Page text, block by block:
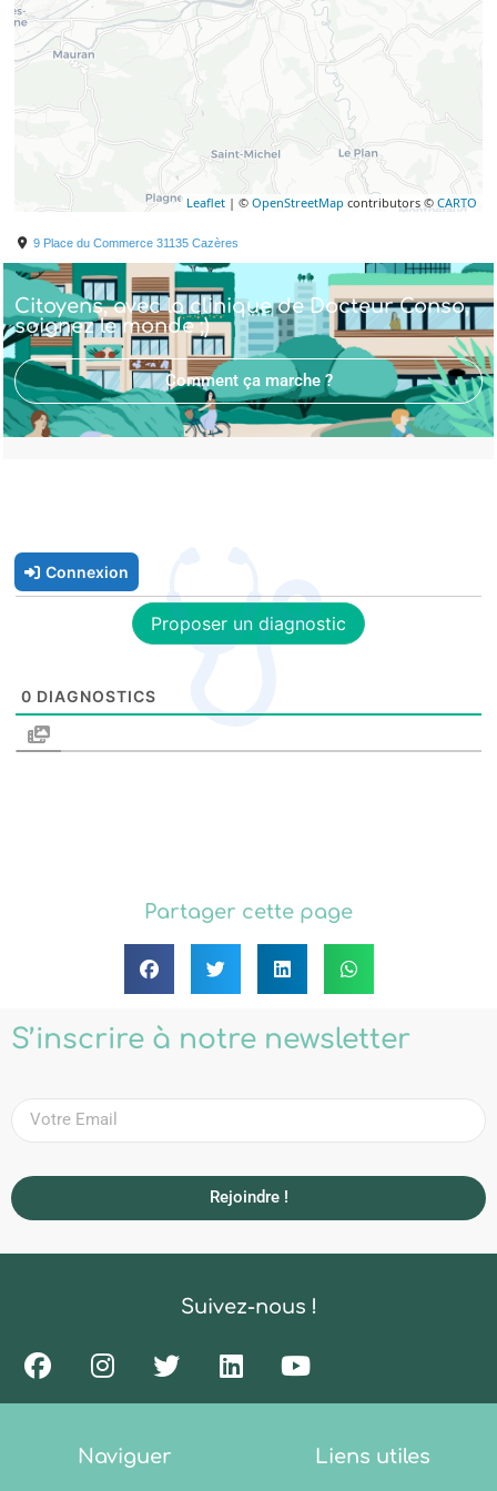
Leaflet | © OpenStreetMap contributors © CARTO
9 Place du Commerce 31135 Cazères
Citoyens, avec la clinique de Docteur Conso,
soignez le monde ;)
Comment ça marche ?
Connexion
Proposer un diagnostic
0 DIAGNOSTICS
Partager cette page
S’inscrire à notre newsletter
Rejoindre !
Suivez-nous !
Naviguer Liens utiles